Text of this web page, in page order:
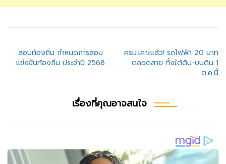
แนะแนว
เรื่อง
สอบท้องถิ่น กำหนดการสอบ
แข่งขันท้องถิ่น ประจำปี 2568
ครม.เคาะแล้ว! รถไฟฟ้า 20 บาท
ตลอดสาย ทั้งใต้ดิน-บนดิน 1
ต.ค.นี้
เรื่องที่คุณอาจสนใจ